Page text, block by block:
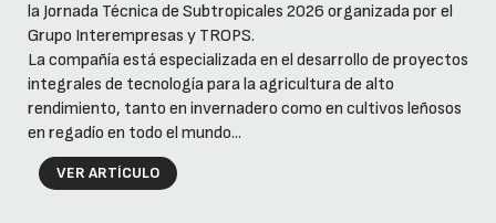
la Jornada Técnica de Subtropicales 2026 organizada por el
Grupo Interempresas y TROPS.
La compañía está especializada en el desarrollo de proyectos
integrales de tecnología para la agricultura de alto
rendimiento, tanto en invernadero como en cultivos leñosos
en regadío en todo el mundo...
VER ARTÍCULO